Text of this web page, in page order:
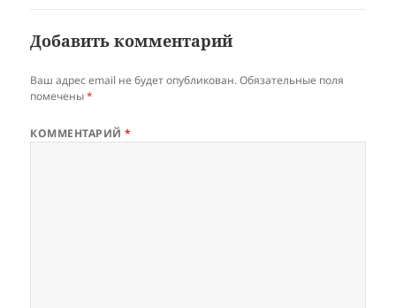
Добавить комментарий
Ваш адрес email не будет опубликован. Обязательные поля
помечены*
КОММЕНТАРИЙ*